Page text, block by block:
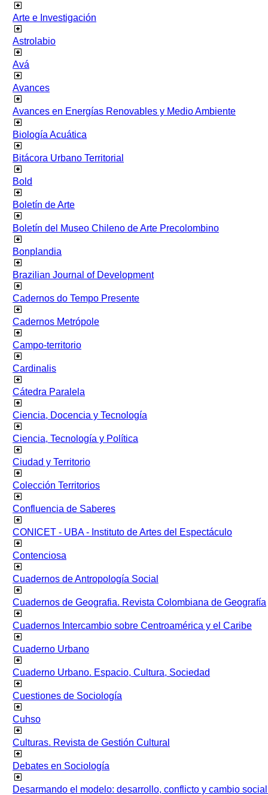
Arte e Investigación
Astrolabio
Avá
Avances
Avances en Energías Renovables y Medio Ambiente
Biología Acuática
Bitácora Urbano Territorial
Bold
Boletín de Arte
Boletín del Museo Chileno de Arte Precolombino
Bonplandia
Brazilian Journal of Development
Cadernos do Tempo Presente
Cadernos Metrópole
Campo-territorio
Cardinalis
Cátedra Paralela
Ciencia, Docencia y Tecnología
Ciencia, Tecnología y Política
Ciudad y Territorio
Colección Territorios
Confluencia de Saberes
CONICET - UBA - Instituto de Artes del Espectáculo
Contenciosa
Cuadernos de Antropología Social
Cuadernos de Geografia. Revista Colombiana de Geografía
Cuadernos Intercambio sobre Centroamérica y el Caribe
Cuaderno Urbano
Cuaderno Urbano. Espacio, Cultura, Sociedad
Cuestiones de Sociología
Cuhso
Culturas. Revista de Gestión Cultural
Debates en Sociología
Desarmando el modelo: desarrollo, conflicto y cambio